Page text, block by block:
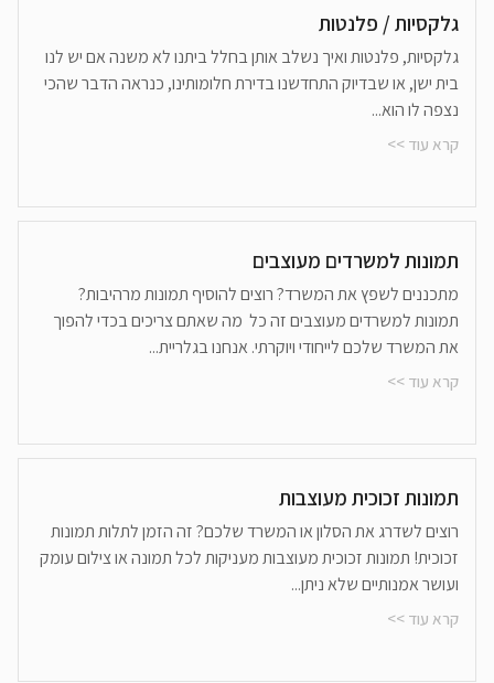
גלקסיות / פלנטות
גלקסיות, פלנטות ואיך נשלב אותן בחלל ביתנו לא משנה אם יש לנו
בית ישן, או שבדיוק התחדשנו בדירת חלומותינו, כנראה הדבר שהכי
נצפה לו הוא...
קרא עוד >>
תמונות למשרדים מעוצבים
מתכננים לשפץ את המשרד? רוצים להוסיף תמונות מרהיבות?
תמונות למשרדים מעוצבים זה כל מה שאתם צריכים בכדי להפוך
את המשרד שלכם לייחודי ויוקרתי. אנחנו בגלריית...
קרא עוד >>
תמונות זכוכית מעוצבות
רוצים לשדרג את הסלון או המשרד שלכם? זה הזמן לתלות תמונות
זכוכית! תמונות זכוכית מעוצבות מעניקות לכל תמונה או צילום עומק
ועושר אמנותיים שלא ניתן...
קרא עוד >>